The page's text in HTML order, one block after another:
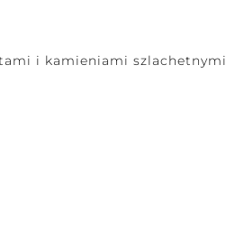
i kamieniami szlachetnymi